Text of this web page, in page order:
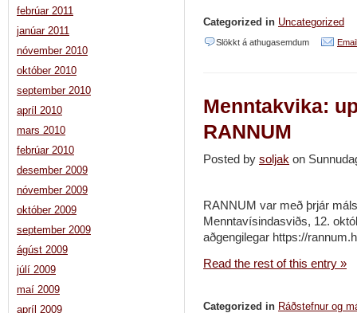
Categorized in Uncategorized
Slökkt á athugasemdumvið
kl.
Hlutir
lífi
okkar:
með
Skåland
Menntakvika:
RANNUM
Posted by soljak on
RANNUM var með þrjár
Menntavísindasviðs, 12.
aðgengilegar https://
Read the rest of this entry »
Categorized in Ráðstefnur og
febrúar 2011
janúar 2011
nóvember 2010
október 2010
september 2010
apríl 2010
mars 2010
febrúar 2010
desember 2009
nóvember 2009
október 2009
september 2009
ágúst 2009
júlí 2009
maí 2009
apríl 2009